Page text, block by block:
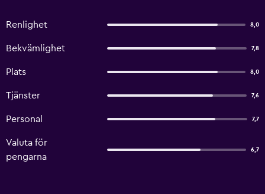
Renlighet 8,0
Bekvämlighet 7,8
Plats 8,0
Tjänster 7,6
Personal 7,7
Valuta för
pengarna
6,7